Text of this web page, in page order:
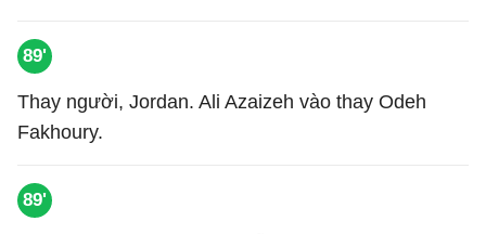
89'
Thay người, Jordan. Ali Azaizeh vào thay Odeh
Fakhoury.
89'